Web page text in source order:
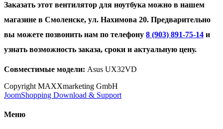
Заказать этот вентилятор для ноутбука можно в нашем
магазине в Смоленске, ул. Нахимова 20. Предварительно
вы можете позвонить нам по телефону 8 (903) 891-75-14 и
узнать возможность заказа, сроки и актуальную цену.
Совместимые модели: Asus UX32VD
Copyright MAXXmarketing GmbH
JoomShopping Download & Support
Меню